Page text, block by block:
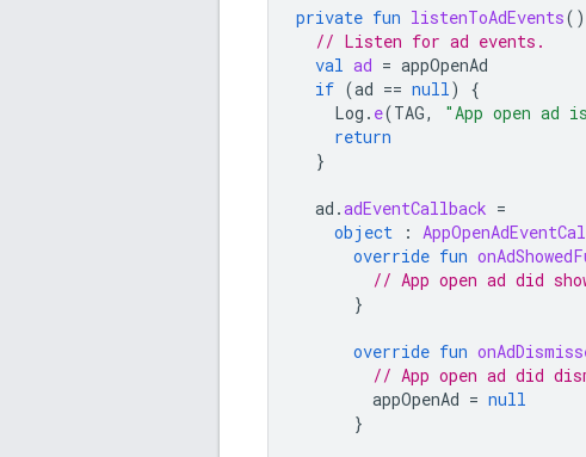
private fun listenToAdEvents()
// Listen for ad events.
val ad = appOpenAd
if (ad == null)
{
Log . e(TAG, "App open ad
return
}
ad .adEventCallback =
object
:
override fun
// App open ad did
}
override fun
// App open ad did
appOpenAd = null
}